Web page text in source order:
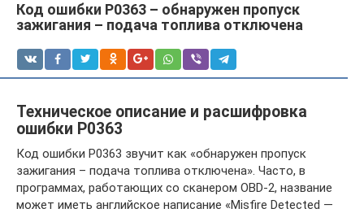
Код ошибки P0363 – обнаружен пропуск
зажигания – подача топлива отключена
Техническое описание и расшифровка
ошибки P0363
Код ошибки P0363 звучит как «обнаружен пропуск
зажигания – подача топлива отключена». Часто, в
программах, работающих со сканером OBD-2, название
может иметь английское написание «Misfire Detected —